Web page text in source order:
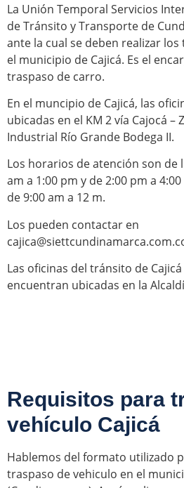
La Unión Temporal Servicios
de Tránsito y Transporte de
ante la cual se deben realizar
el municipio de Cajicá. Es el
traspaso de carro.
En el muncipio de Cajicá, las
ubicadas en el KM 2 vía Cajocá –
Industrial Río Grande Bodega II.
Los horarios de atención son de
am a 1:00 pm y de 2:00 pm a
de 9:00 am a 12 m.
Los pueden contactar en
Las oficinas del tránsito de
encuentran ubicadas en la
Requisitos para
vehículo Cajicá
Hablemos del formato utilizado
traspaso de vehiculo en el